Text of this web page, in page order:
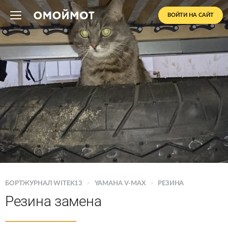
ВОЙТИ НА САЙТ
БОРТЖУРНАЛ WITEK13 > YAMAHA V-MAX > РЕЗИНА
Резина замена